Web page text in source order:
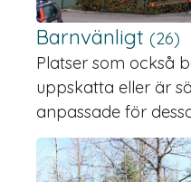
Barnvänligt (26)
Platser som också
uppskatta eller är
anpassade för